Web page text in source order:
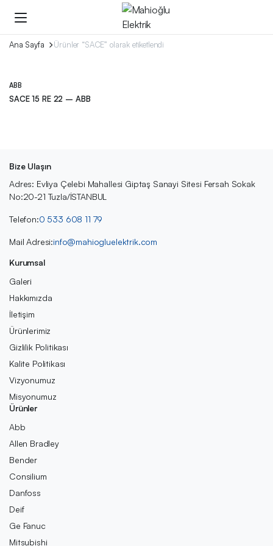
Ana Sayfa Ürünler “SACE” olarak etiketlendi
ABB
SACE 15 RE 22 – ABB
Bize Ulaşın
Adres: Evliya Çelebi Mahallesi Giptaş Sanayi Sitesi Fersah Sokak
No:20-21 Tuzla/İSTANBUL
Telefon:0 533 608 11 79
Mail Adresi:info@mahiogluelektrik.com
Kurumsal
Galeri
Hakkımızda
İletişim
Ürünlerimiz
Gizlilik Politikası
Kalite Politikası
Vizyonumuz
Misyonumuz
Ürünler
Abb
Allen Bradley
Bender
Consilium
Danfoss
Deif
Ge Fanuc
Mitsubishi